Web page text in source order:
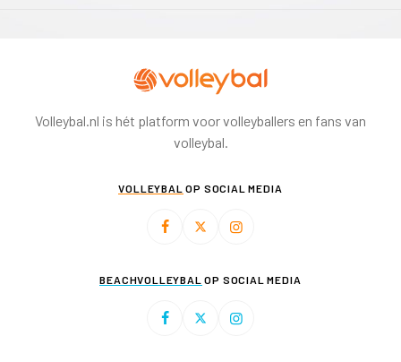
Volleybal.nl is hét platform voor volleyballers en fans van
volleybal.
VOLLEYBAL OP SOCIAL MEDIA
BEACHVOLLEYBAL OP SOCIAL MEDIA